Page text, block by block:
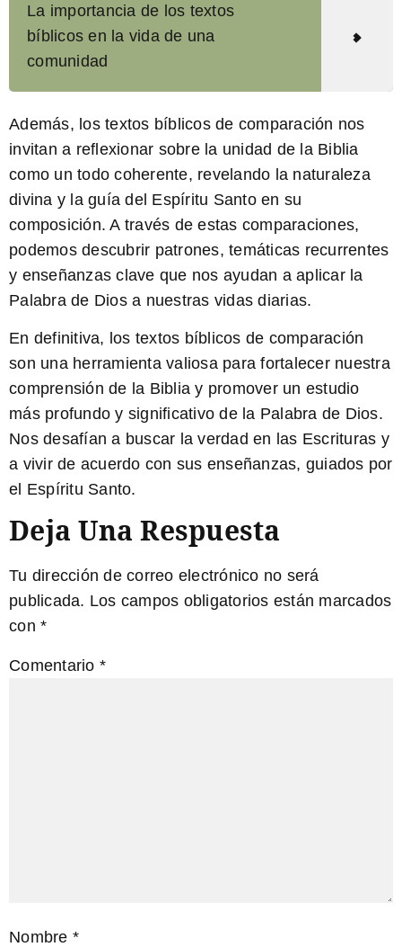
La importancia de los textos
bíblicos en la vida de una
comunidad
Además, los textos bíblicos de comparación nos
invitan a reflexionar sobre la unidad de la Biblia
como un todo coherente, revelando la naturaleza
divina y la guía del Espíritu Santo en su
composición. A través de estas comparaciones,
podemos descubrir patrones, temáticas recurrentes
y enseñanzas clave que nos ayudan a aplicar la
Palabra de Dios a nuestras vidas diarias.
En definitiva, los textos bíblicos de comparación
son una herramienta valiosa para fortalecer nuestra
comprensión de la Biblia y promover un estudio
más profundo y significativo de la Palabra de Dios.
Nos desafían a buscar la verdad en las Escrituras y
a vivir de acuerdo con sus enseñanzas, guiados por
el Espíritu Santo.
Deja Una Respuesta
Tu dirección de correo electrónico no será
publicada. Los campos obligatorios están marcados
con *
Comentario *
Nombre *